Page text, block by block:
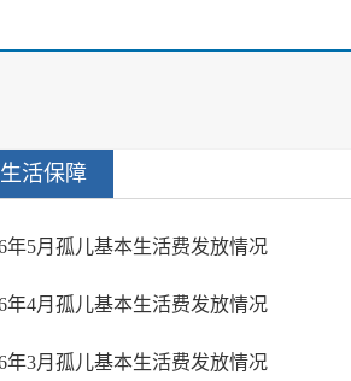
活保障
年5月孤儿基本生活费发放情况
年4月孤儿基本生活费发放情况
年3月孤儿基本生活费发放情况